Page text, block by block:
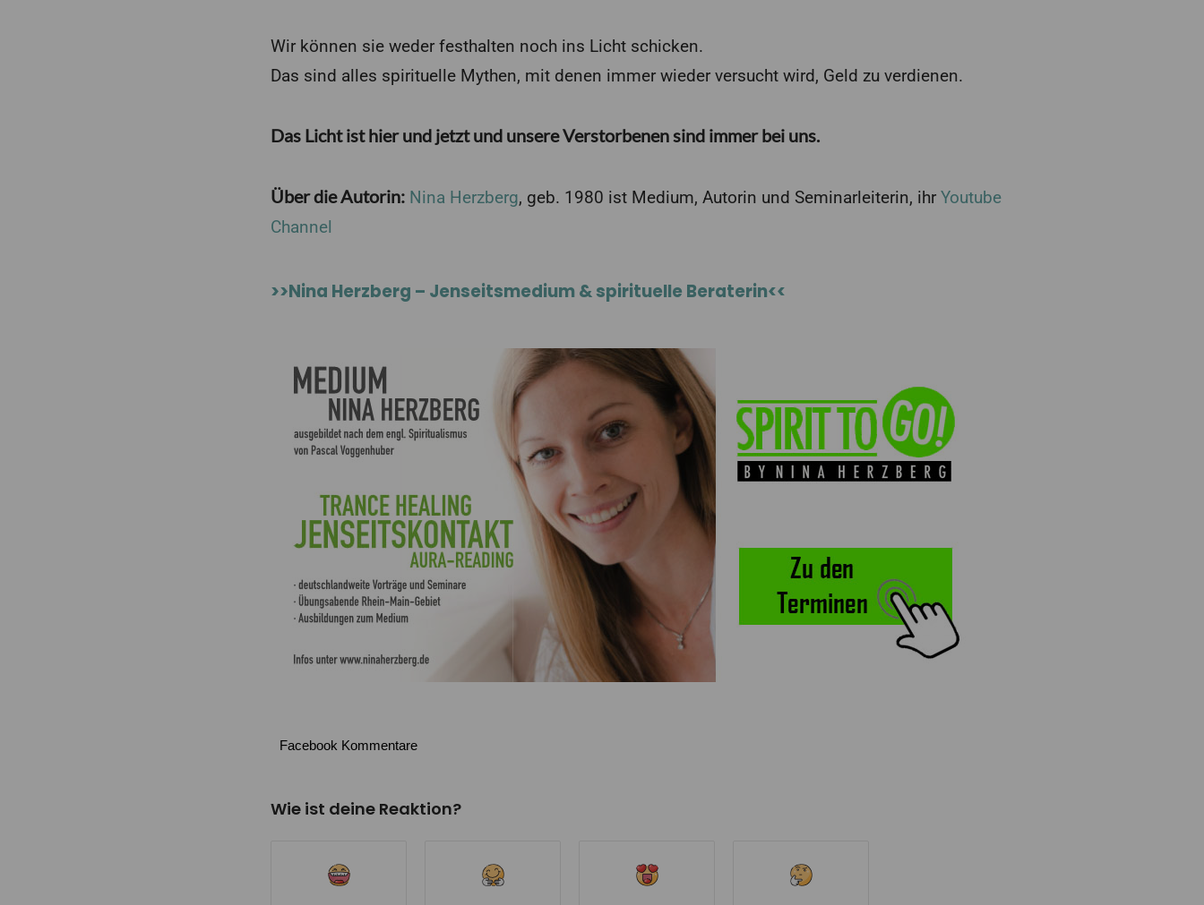
Wir können sie weder festhalten noch ins Licht schicken.
Das sind alles spirituelle Mythen, mit denen immer wieder versucht wird, Geld zu verdienen.
Das Licht ist hier und jetzt und unsere Verstorbenen sind immer bei uns.
Über die Autorin: Nina Herzberg, geb. 1980 ist Medium, Autorin und Seminarleiterin, ihr Youtube
Channel
>>Nina Herzberg – Jenseitsmedium & spirituelle Beraterin<<
Facebook Kommentare
Wie ist deine Reaktion?